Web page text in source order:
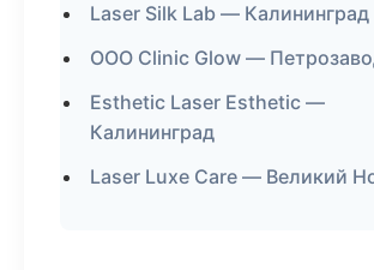
Laser Silk Lab — Калининград
ООО Clinic Glow —
Esthetic Laser Esthetic —
Калининград
Laser Luxe Care — Великий